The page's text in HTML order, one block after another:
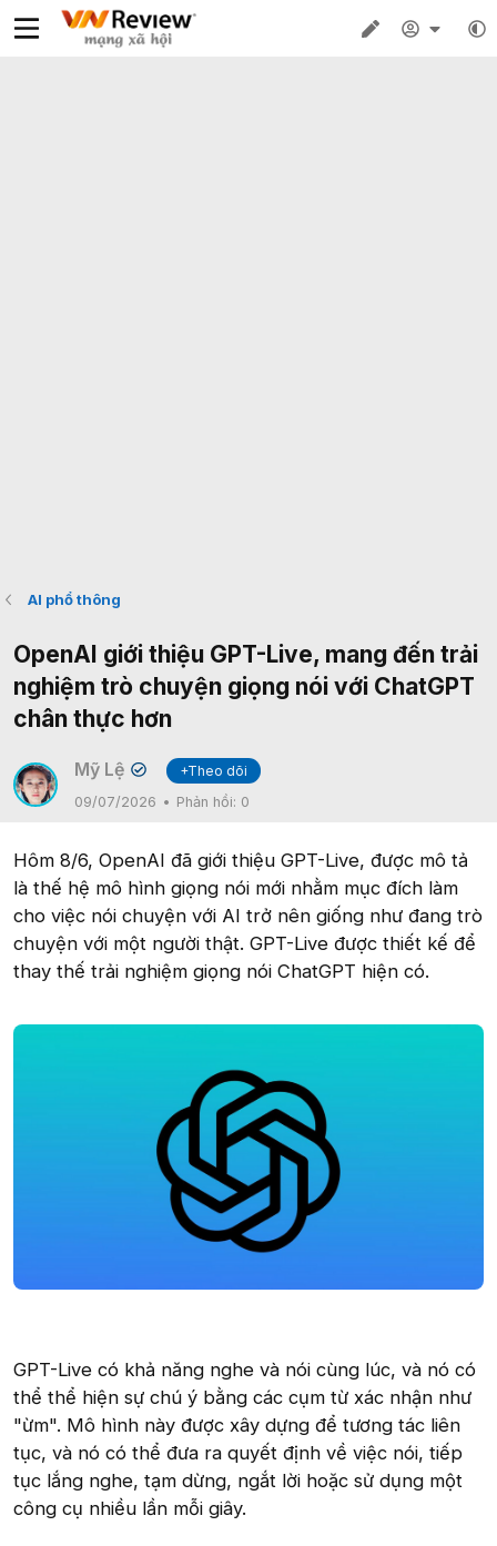
AI phổ thông
OpenAI giới thiệu GPT-Live, mang đến trải
nghiệm trò chuyện giọng nói với ChatGPT
chân thực hơn
Mỹ Lệ ✔
+Theo dõi
09/07/2026
Phản hồi: 0
Hôm 8/6, OpenAI đã giới thiệu GPT-Live, được mô tả
là thế hệ mô hình giọng nói mới nhằm mục đích làm
cho việc nói chuyện với AI trở nên giống như đang trò
chuyện với một người thật. GPT-Live được thiết kế để
thay thế trải nghiệm giọng nói ChatGPT hiện có.
GPT-Live có khả năng nghe và nói cùng lúc, và nó có
thể thể hiện sự chú ý bằng các cụm từ xác nhận như
"ừm". Mô hình này được xây dựng để tương tác liên
tục, và nó có thể đưa ra quyết định về việc nói, tiếp
tục lắng nghe, tạm dừng, ngắt lời hoặc sử dụng một
công cụ nhiều lần mỗi giây.